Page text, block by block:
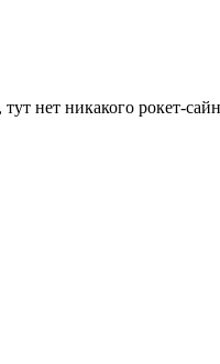
тут нет никакого рокет-